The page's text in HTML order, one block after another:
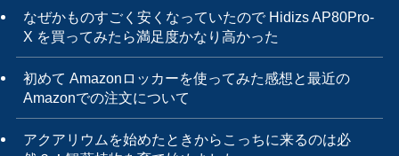
なぜかものすごく安くなっていたので Hidizs AP80Pro-
X を買ってみたら満足度かなり高かった
初めて Amazonロッカーを使ってみた感想と最近の
Amazonでの注文について
アクアリウムを始めたときからこっちに来るのは必